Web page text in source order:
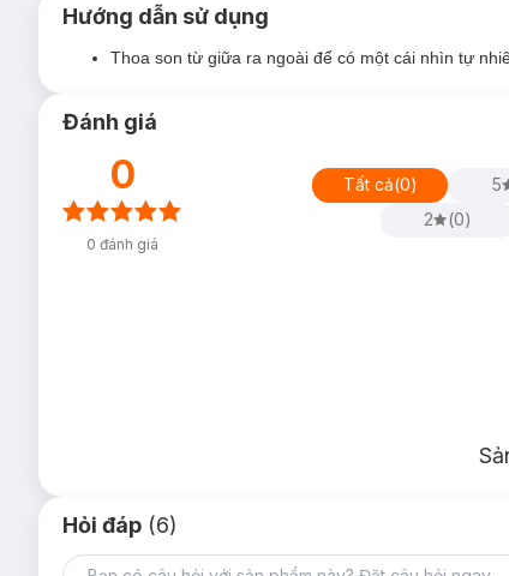
Hướng dẫn sử dụng
Thoa son từ giữa ra ngoài để có một cái nhìn tự
Đánh giá
0
0 đánh giá
Tất cả(0) 5
2
(0)
Hỏi đáp (6)